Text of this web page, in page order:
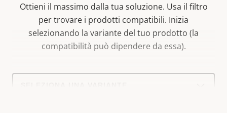
Ottieni il massimo dalla tua soluzione. Usa il filtro
per trovare i prodotti compatibili. Inizia
selezionando la variante del tuo prodotto (la
compatibilità può dipendere da essa).
Select